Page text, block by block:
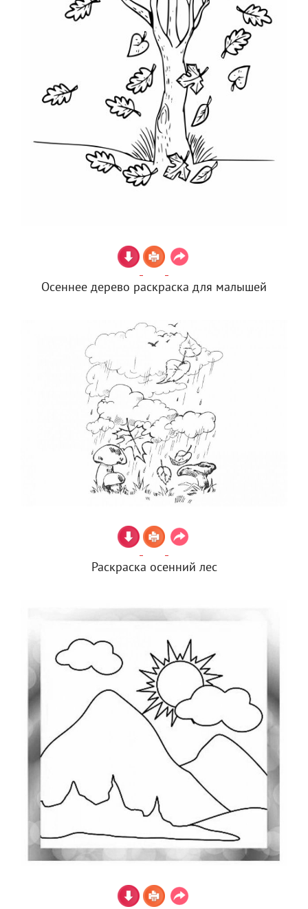
Осеннее дерево раскраска для малышей
Раскраска осенний лес